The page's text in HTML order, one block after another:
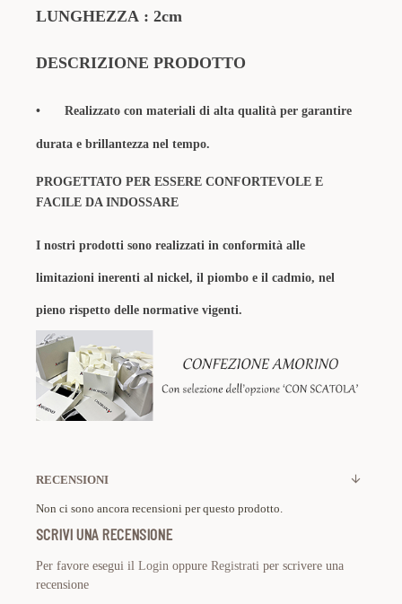
LUNGHEZZA : 2cm
DESCRIZIONE PRODOTTO
• Realizzato con materiali di alta qualità per garantire
durata e brillantezza nel tempo.
PROGETTATO PER ESSERE CONFORTEVOLE E
FACILE DA INDOSSARE
I nostri prodotti sono realizzati in conformità alle
limitazioni inerenti al nickel, il piombo e il cadmio, nel
pieno rispetto delle normative vigenti.
RECENSIONI
Non ci sono ancora recensioni per questo prodotto.
SCRIVI UNA RECENSIONE
Per favore esegui il Login oppure Registrati per scrivere una
recensione